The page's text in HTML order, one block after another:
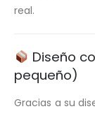
real.
Diseño
pequeño)
Gracias a su